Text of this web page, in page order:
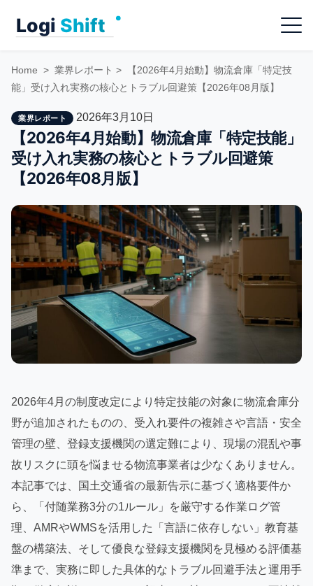
Menu
Home > 業界レポート >
【2026年4月始動】物流倉庫「特定技
能」受け入れ実務の核心とトラブル回避策【2026年08月版】
業界レポート 2026年3月10日
【2026年4月始動】物流倉庫「特定技能」
受け入れ実務の核心とトラブル回避策
【2026年08月版】
2026年4月の制度改定により特定技能の対象に物流倉庫分
野が追加されたものの、受入れ要件の複雑さや言語・安全
管理の壁、登録支援機関の選定難により、現場の混乱や事
故リスクに頭を悩ませる物流事業者は少なくありません。
本記事では、国土交通省の最新告示に基づく適格要件か
ら、「付随業務3分の1ルール」を厳守する作業ログ管
理、AMRやWMSを活用した「言語に依存しない」教育基
盤の構築法、そして優良な登録支援機関を見極める評価基
準まで、実務に即した具体的なトラブル回避手法と運用手